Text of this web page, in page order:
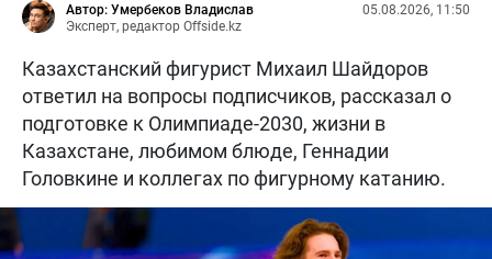
Автор: Умербеков Владислав
Эксперт, редактор Offside.kz
05.08.2026, 11:50
Казахстанский фигурист Михаил Шайдоров
ответил на вопросы подписчиков, рассказал о
подготовке к Олимпиаде-2030, жизни в
Казахстане, любимом блюде, Геннадии
Головкине и коллегах по фигурному катанию.